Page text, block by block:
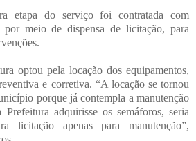
etapa do serviço foi contratada com
por meio de dispensa de licitação, para
optou pela locação dos equipamentos,
e corretiva. “A locação se tornou
porque já contempla a manutenção
Prefeitura adquirisse os semáforos, seria
licitação apenas para manutenção”,